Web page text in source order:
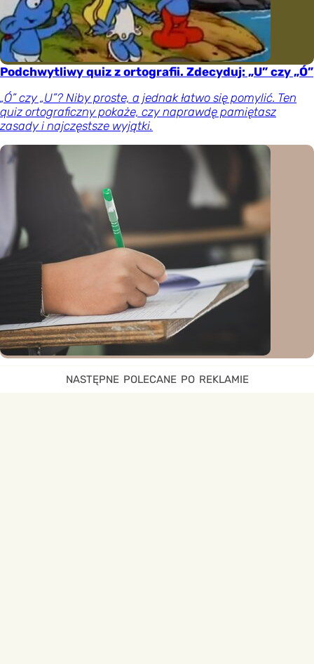
Podchwytliwy quiz z ortografii. Zdecyduj: „U” czy „Ó”
„Ó” czy „U”? Niby proste, a jednak łatwo się pomylić. Ten
quiz ortograficzny pokaże, czy naprawdę pamiętasz
zasady i najczęstsze wyjątki.